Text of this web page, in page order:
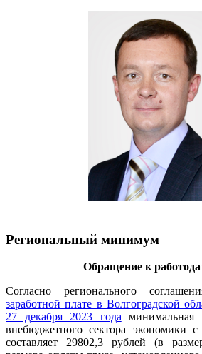
Региональный минимум
Обращение к
Согласно регионального
заработной плате в Волгоградской
27 декабря 2023 года минимальная
внебюджетного сектора экономики
составляет 29802,3 рублей (в